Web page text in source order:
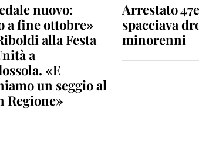
nuovo:
a fine ottobre»
alla Festa
a
«E
un seggio al
Regione»
Arrestato
spacciava
minorenni